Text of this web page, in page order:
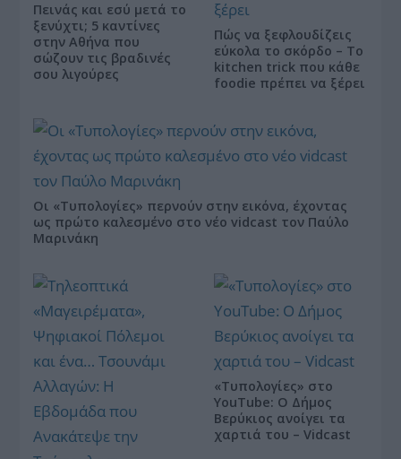
Πεινάς και εσύ μετά το
ξενύχτι; 5 καντίνες
στην Αθήνα που
σώζουν τις βραδινές
σου λιγούρες
Πώς να ξεφλουδίζεις
εύκολα το σκόρδο – Το
kitchen trick που κάθε
foodie πρέπει να ξέρει
Οι «Τυπολογίες» περνούν στην εικόνα, έχοντας
ως πρώτο καλεσμένο στο νέο vidcast τον Παύλο
Μαρινάκη
«Τυπολογίες» στο
YouTube: Ο Δήμος
Βερύκιος ανοίγει τα
χαρτιά του – Vidcast